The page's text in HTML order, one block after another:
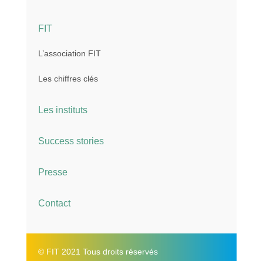
FIT
L’association FIT
Les chiffres clés
Les instituts
Success stories
Presse
Contact
© FIT 2021 Tous droits réservés